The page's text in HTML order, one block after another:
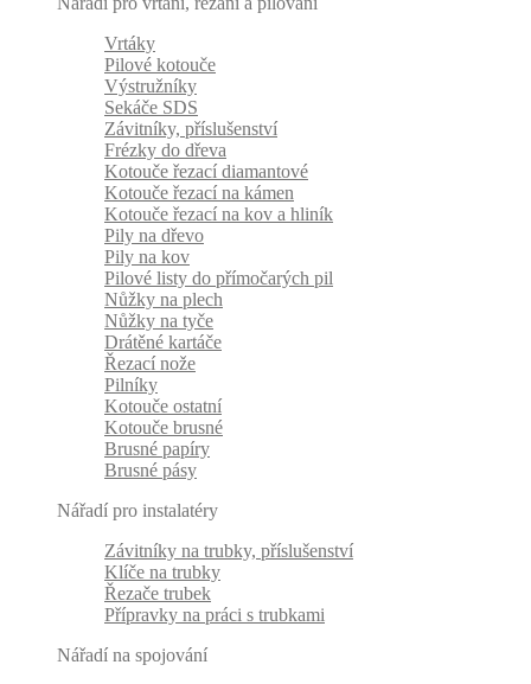
Vrtáky
Pilové kotouče
Výstružníky
Sekáče SDS
Závitníky, příslušenství
Frézky do dřeva
Kotouče řezací diamantové
Kotouče řezací na kámen
Kotouče řezací na kov a hliník
Pily na dřevo
Pily na kov
Pilové listy do přímočarých pil
Nůžky na plech
Nůžky na tyče
Drátěné kartáče
Řezací nože
Pilníky
Kotouče ostatní
Kotouče brusné
Brusné papíry
Brusné pásy
Nářadí pro instalatéry
Závitníky na trubky, příslušenství
Klíče na trubky
Řezače trubek
Přípravky na práci s trubkami
Nářadí na spojování